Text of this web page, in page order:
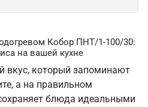
Кобор ПНТ/1-100/30:
на вашей кухне
вкус, который запоминают
а на правильном
блюда идеальными